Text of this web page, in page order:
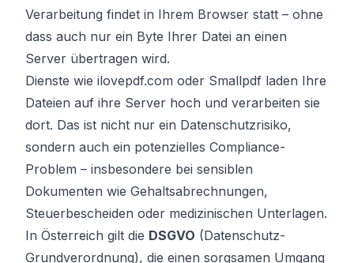
Verarbeitung findet in Ihrem Browser statt – ohne
dass auch nur ein Byte Ihrer Datei an einen
Server übertragen wird.
Dienste wie ilovepdf.com oder Smallpdf laden Ihre
Dateien auf ihre Server hoch und verarbeiten sie
dort. Das ist nicht nur ein Datenschutzrisiko,
sondern auch ein potenzielles Compliance-
Problem – insbesondere bei sensiblen
Dokumenten wie Gehaltsabrechnungen,
Steuerbescheiden oder medizinischen Unterlagen.
In Österreich gilt die DSGVO (Datenschutz-
Grundverordnung), die einen sorgsamen Umgang